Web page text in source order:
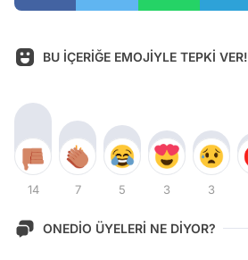
BU İÇERİĞE EMOJİYLE TEPKİ VER!
14 7 5 3 3
ONEDİO ÜYELERİ NE DİYOR?